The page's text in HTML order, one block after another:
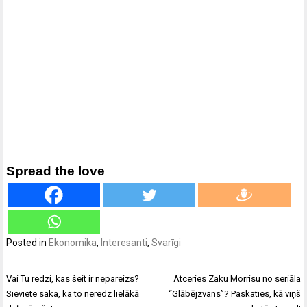
Spread the love
Posted in Ekonomika, Interesanti,Svarīgi
Ziņu
izvēlne
Vai Tu redzi, kas šeit ir nepareizs?
Sieviete saka, ka to neredz lielākā
Atceries Zaku Morrisu no seriāla
“Glābējzvans”? Paskaties, kā viņš